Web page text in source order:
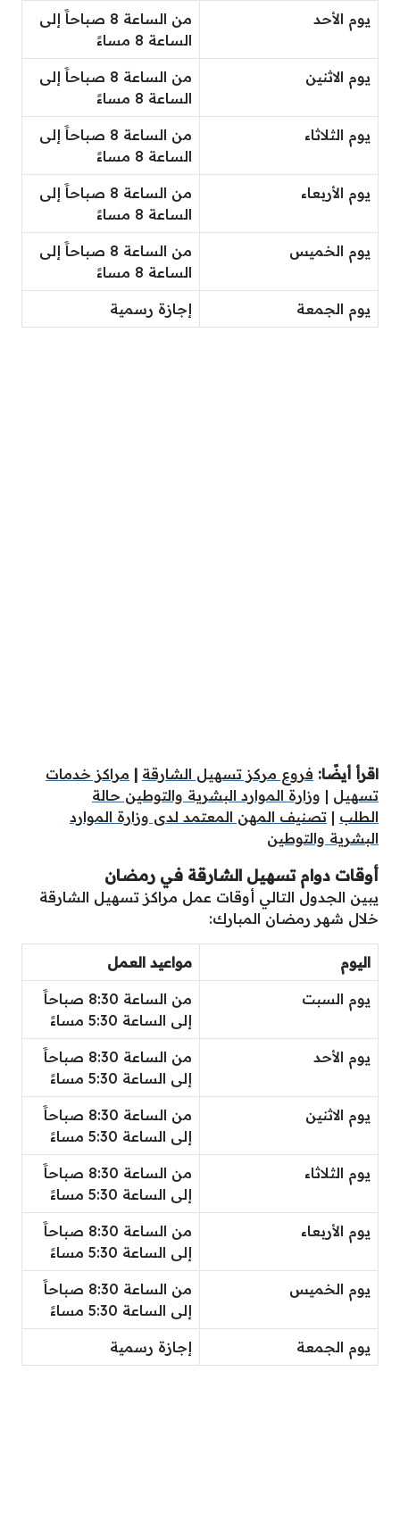
يوم الأحد
من الساعة 8 صباحاََ إلى
الساعة 8 مساءََ
يوم الاثنين
من الساعة 8 صباحاََ إلى
الساعة 8 مساءََ
يوم الثلاثاء
من الساعة 8 صباحاََ إلى
الساعة 8 مساءََ
يوم الأربعاء
من الساعة 8 صباحاََ إلى
الساعة 8 مساءََ
يوم الخميس
من الساعة 8 صباحاََ إلى
الساعة 8 مساءََ
يوم الجمعة إجازة رسمية
اقرأ أيضًا: فروع مركز تسهيل الشارقة | مراكز خدمات
تسهيل | وزارة الموارد البشرية والتوطين حالة
الطلب | تصنيف المهن المعتمد لدى وزارة الموارد
البشرية والتوطين
أوقات دوام تسهيل الشارقة في رمضان
يبين الجدول التالي أوقات عمل مراكز تسهيل الشارقة
خلال شهر رمضان المبارك:
اليوم مواعيد العمل
يوم السبت
من الساعة 8:30 صباحاََ
إلى الساعة 5:30 مساءََ
يوم الأحد
من الساعة 8:30 صباحاََ
إلى الساعة 5:30 مساءََ
يوم الاثنين
من الساعة 8:30 صباحاََ
إلى الساعة 5:30 مساءََ
يوم الثلاثاء
من الساعة 8:30 صباحاََ
إلى الساعة 5:30 مساءََ
يوم الأربعاء
من الساعة 8:30 صباحاََ
إلى الساعة 5:30 مساءََ
يوم الخميس
من الساعة 8:30 صباحاََ
إلى الساعة 5:30 مساءََ
يوم الجمعة إجازة رسمية